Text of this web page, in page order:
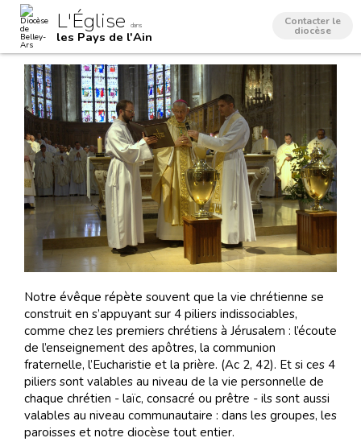
contenu.
navigation
Outils
personnels
L'Église dans
les Pays de l'Ain
Contacter le
diocèse
Notre évêque répète souvent que la vie chrétienne se
construit en s’appuyant sur 4 piliers indissociables,
comme chez les premiers chrétiens à Jérusalem : l’écoute
de l’enseignement des apôtres, la communion
fraternelle, l’Eucharistie et la prière. (Ac 2, 42). Et si ces 4
piliers sont valables au niveau de la vie personnelle de
chaque chrétien - laïc, consacré ou prêtre - ils sont aussi
valables au niveau communautaire : dans les groupes, les
paroisses et notre diocèse tout entier.